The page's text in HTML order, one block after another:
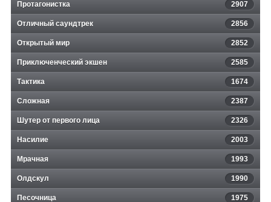
Протагонистка 2907
Отличный саундтрек 2856
Открытый мир 2852
Приключенческий экшен 2585
Тактика 1674
Сложная 2387
Шутер от первого лица 2326
Насилие 2003
Мрачная 1993
Олдскул 1990
Песочница 1975